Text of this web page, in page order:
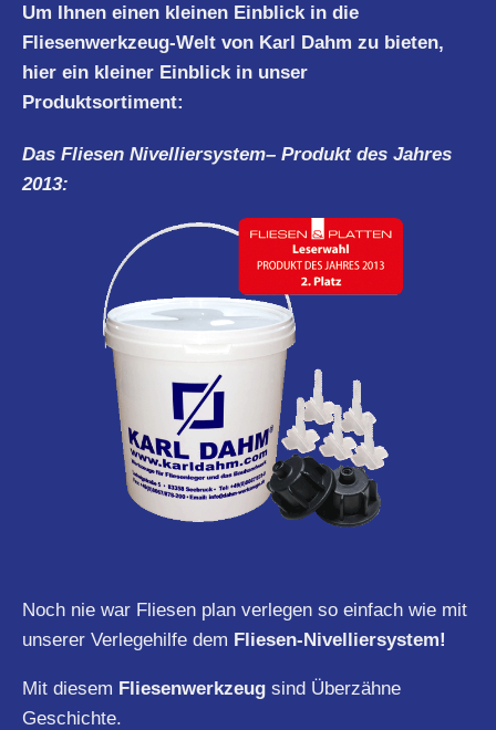
Um Ihnen einen kleinen Einblick in die
Fliesenwerkzeug-Welt von Karl Dahm zu bieten,
hier ein kleiner Einblick in unser
Produktsortiment:
Das Fliesen Nivelliersystem– Produkt des Jahres
2013:
Noch nie war Fliesen plan verlegen so einfach wie mit
unserer Verlegehilfe dem Fliesen-Nivelliersystem!
Mit diesem Fliesenwerkzeug sind Überzähne
Geschichte.